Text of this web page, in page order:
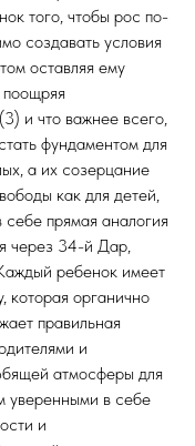
того, чтобы рос по-
создавать условия
оставляя ему
и что важнее всего,
фундаментом для
а их созерцание
как для детей,
себе прямая аналогия
через 34-й Дар,
ребенок имеет
которая органично
правильная
и
атмосферы для
уверенными в себе
и